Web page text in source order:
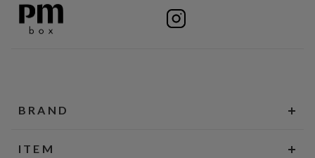
BRAND
ITEM